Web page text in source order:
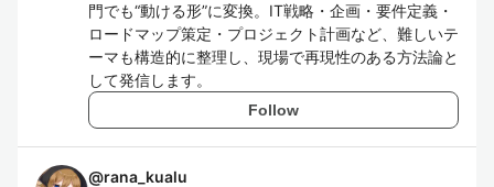
門でも“動ける形”に変換。IT戦略・企画・要件定義・
ロードマップ策定・プロジェクト計画など、難しいテ
ーマも構造的に整理し、現場で再現性のある方法論と
して発信します。
Follow
@rana_kualu